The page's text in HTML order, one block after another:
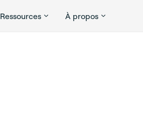
Ressources À propos